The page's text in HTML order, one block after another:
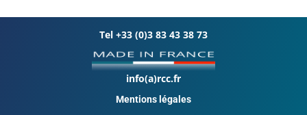
Tel +33 (0)3 83 43 38 73
info(a)rcc.fr
Mentions légales